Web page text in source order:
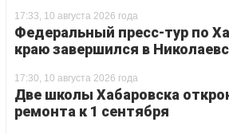
17:33, 10 августа 2026 года
Федеральный пресс-тур по
краю завершился в
17:30, 10 августа 2026 года
Две школы Хабаровска
ремонта к 1 сентября